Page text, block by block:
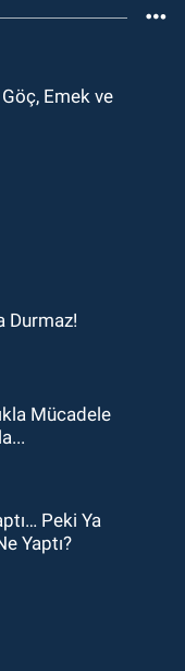
Emek ve
Durmaz!
Mücadele
Ya
Yaptı?